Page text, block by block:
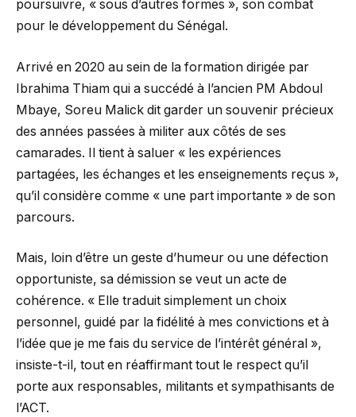
poursuivre, « sous d’autres formes », son combat
pour le développement du Sénégal.
Arrivé en 2020 au sein de la formation dirigée par
Ibrahima Thiam qui a succédé à l’ancien PM Abdoul
Mbaye, Soreu Malick dit garder un souvenir précieux
des années passées à militer aux côtés de ses
camarades. Il tient à saluer « les expériences
partagées, les échanges et les enseignements reçus »,
qu’il considère comme « une part importante » de son
parcours.
Mais, loin d’être un geste d’humeur ou une défection
opportuniste, sa démission se veut un acte de
cohérence. « Elle traduit simplement un choix
personnel, guidé par la fidélité à mes convictions et à
l’idée que je me fais du service de l’intérêt général »,
insiste-t-il, tout en réaffirmant tout le respect qu’il
porte aux responsables, militants et sympathisants de
l’ACT.